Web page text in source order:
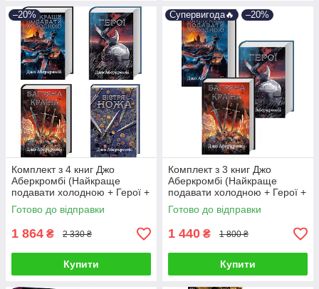
–20%
Комплект з 4 книг Джо
Аберкромбі (Найкраще
подавати холодною + Герої +
Багряна країна + Вістря
ножа)
Готово до відправки
1 864 ₴ 2 330 ₴
Купити
Супервигода🔥 –20%
Комплект з 3 книг Джо
Аберкромбі (Найкраще
подавати холодною + Герої +
Багряна країна)
Готово до відправки
1 440 ₴ 1 800 ₴
Купити